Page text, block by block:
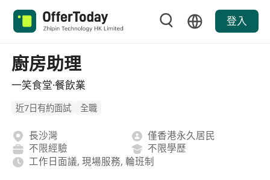
登入
廚房助理
一笑食堂·餐飲業
近7日有約面試 全職
長沙灣
僅香港永久居民
不限經驗
不限學歷
工作日面議, 現場服務, 輪班制